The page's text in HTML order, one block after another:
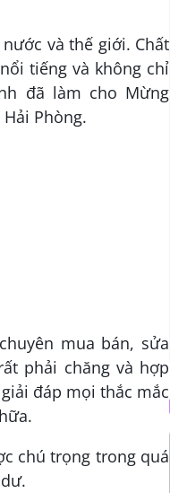
và thế giới. Chất
tiếng và không chỉ
đã làm cho Mừng
Phòng.
mua bán, sửa
phải chăng và hợp
đáp mọi thắc mắc
chú trọng trong quá